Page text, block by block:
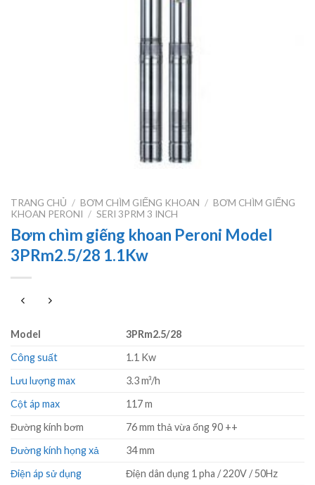
TRANG CHỦ / BƠM CHÌM GIẾNG KHOAN / BƠM CHÌM GIẾNG
KHOAN PERONI / SERI 3PRM 3 INCH
Bơm chìm giếng khoan Peroni Model
3PRm2.5/28 1.1Kw
Model
3PRm2.5/28
Công suất
1.1 Kw
Lưu lượng max
3.3 m³/h
Cột áp max
117 m
Đường kính bơm
76 mm thả vừa ống 90 ++
Đường kính họng xả
34 mm
Điện áp sử dụng
Điện dân dụng 1 pha / 220V / 50Hz